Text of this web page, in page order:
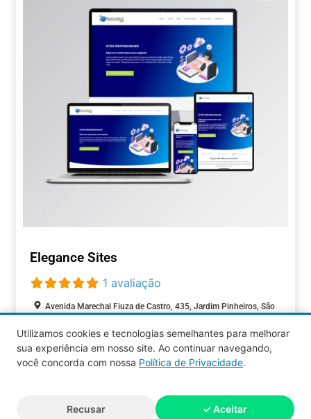
Elegance Sites
1 avaliação
Avenida Marechal Fiuza de Castro, 435, Jardim Pinheiros, São
TECNOLOGIA Aberto agora:
reservados.
Utilizamos cookies e tecnologias semelhantes para melhorar
sua experiência em nosso site. Ao continuar navegando,
você concorda com nossa Política de Privacidade.
Recusar ✓ Aceitar